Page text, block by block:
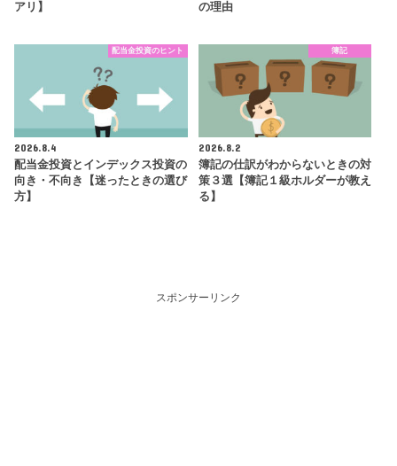
アリ】
の理由
配当金投資のヒント
2026.8.4
配当金投資とインデックス投資の
向き・不向き【迷ったときの選び
方】
簿記
2026.8.2
簿記の仕訳がわからないときの対
策３選【簿記１級ホルダーが教え
る】
スポンサーリンク